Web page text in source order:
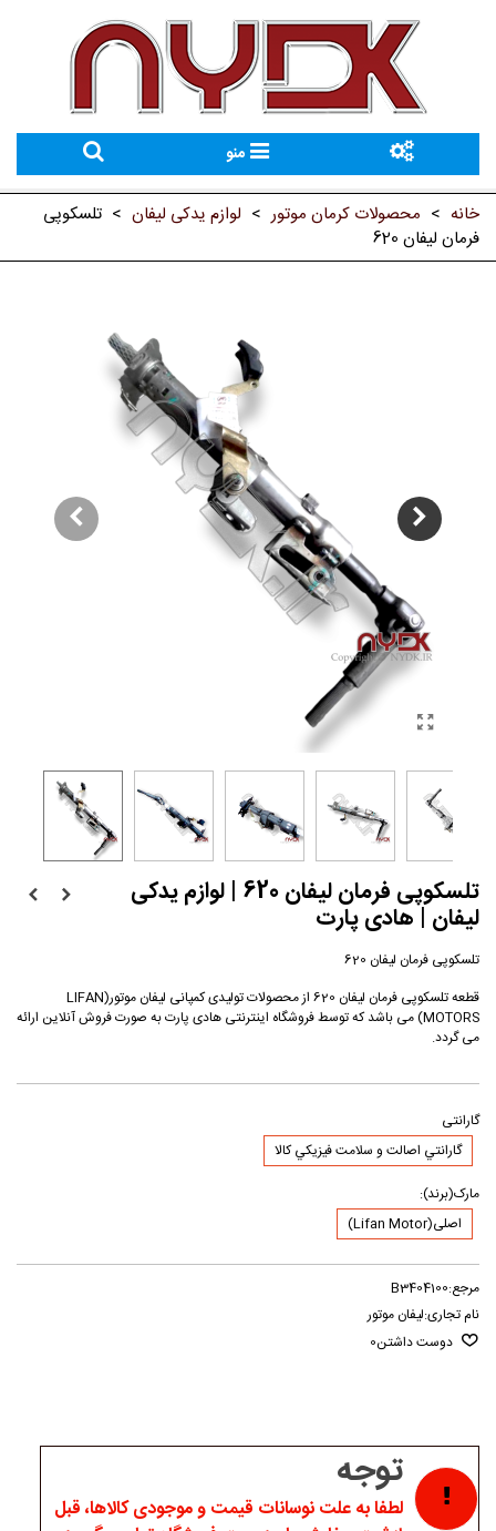
منو
خانه > محصولات کرمان موتور > لوازم یدکی لیفان > تلسکوپی
فرمان لیفان 620
تلسکوپی فرمان لیفان 620 | لوازم یدکی
لیفان | هادی پارت
تلسکوپی فرمان لیفان 620
قطعه تلسکوپی فرمان لیفان 620 از محصولات تولیدی کمپانی لیفان موتور(LIFAN
MOTORS) می باشد که توسط فروشگاه اینترنتی هادی پارت به صورت فروش آنلاین ارائه
می گردد.
گارانتی
گارانتي اصالت و سلامت فيزيکي کالا
مارک(برند):
اصلی(Lifan Motor)
مرجع:B3404100
نام تجاری:لیفان موتور
دوست داشتن0
توجه
لطفا به علت نوسانات قیمت و موجودی کالاها، قبل